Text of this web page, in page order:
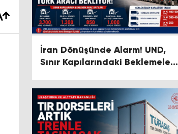
İran Dönüşünde Alarm! UND,
Sınır Kapılarındaki Beklemelere